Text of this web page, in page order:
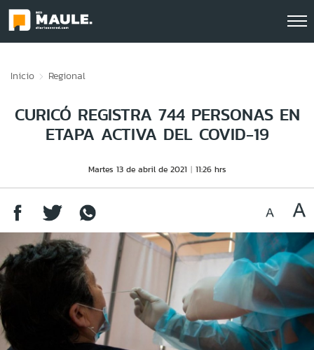
Inicio Regional
CURICÓ REGISTRA 744 PERSONAS EN
ETAPA ACTIVA DEL COVID-19
Martes 13 de abril de 2021 11:26 hrs